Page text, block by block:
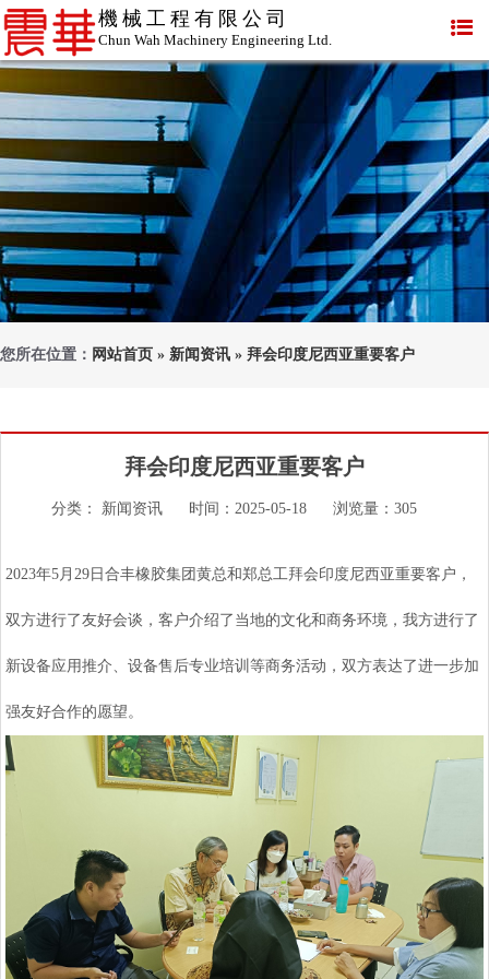
機械工程有限公司
Chun Wah Machinery Engineering Ltd.
您所在位置： 网站首页 » 新闻资讯 » 拜会印度尼西亚重要客户
拜会印度尼西亚重要客户
分类： 新闻资讯 时间：2025-05-18 浏览量：305
2023年5月29日合丰橡胶集团黄总和郑总工拜会印度尼西亚重要客户，
双方进行了友好会谈，客户介绍了当地的文化和商务环境，我方进行了
新设备应用推介、设备售后专业培训等商务活动，双方表达了进一步加
强友好合作的愿望。